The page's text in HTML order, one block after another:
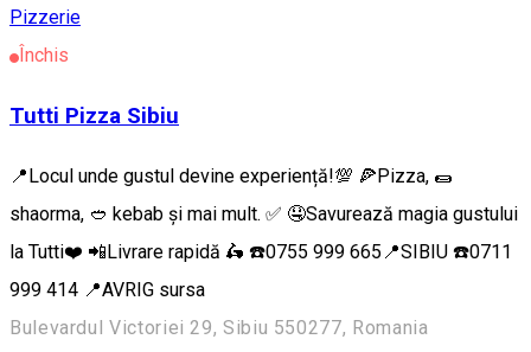
Pizzerie
Închis
Tutti Pizza Sibiu
📍Locul unde gustul devine experiență!💯 🍕Pizza, 🌯
shaorma, 🥙 kebab și mai mult. ✅ 🤤Savurează magia gustului
la Tutti❤️ 📲Livrare rapidă 🛵 ☎️0755 999 665📍SIBIU ☎️0711
999 414 📍AVRIG sursa
Bulevardul Victoriei 29, Sibiu 550277, Romania